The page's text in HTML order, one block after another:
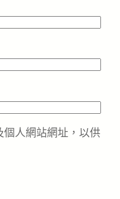
人網站網址，以供